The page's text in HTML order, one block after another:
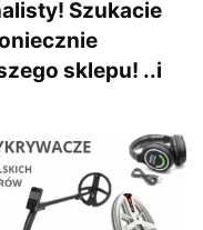
Szukacie
sklepu! ..i